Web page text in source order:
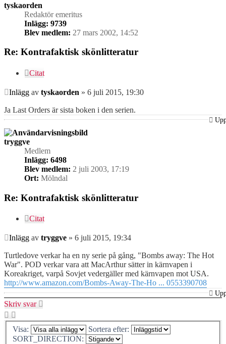
tyskaorden
Redaktör emeritus
Inlägg: 9739
Blev medlem: 27 mars 2002, 14:52
Re: Kontrafaktisk skönlitteratur
Citat
Inlägg av tyskaorden » 6 juli 2015, 19:30
Ja Last Orders är sista boken i den serien.
tryggve
Medlem
Inlägg: 6498
Blev medlem: 2 juli 2003, 17:19
Ort: Mölndal
Re: Kontrafaktisk skönlitteratur
Citat
Inlägg av tryggve » 6 juli 2015, 19:34
Turtledove verkar ha en ny serie på gång, "Bombs away: The Hot
War". POD verkar vara att MacArthur sätter in kärnvapen i
Koreakriget, varpå Sovjet vedergäller med kärnvapen mot USA.
http://www.amazon.com/Bombs-Away-The-Ho ... 0553390708
Skriv svar
Visa:
Sortera efter:
SORT_DIRECTION: